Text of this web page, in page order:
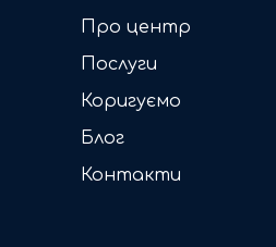
Про центр
Послуги
Коригуємо
Блог
Контакти